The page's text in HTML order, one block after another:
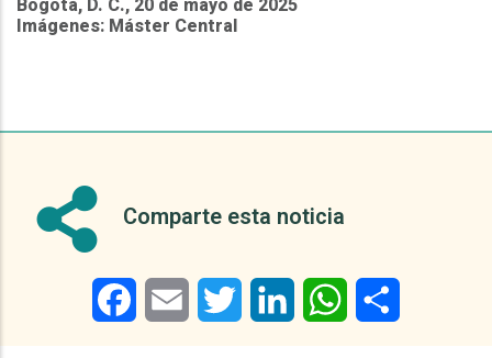
Bogotá, D. C., 20 de mayo de 2025
Imágenes: Máster Central
Comparte esta noticia
FacebookEmail Twitter LinkedIn WhatsApp